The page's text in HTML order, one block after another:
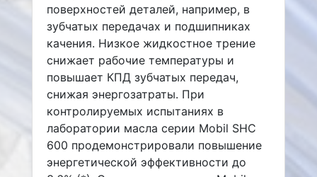
поверхностей деталей, например, в
зубчатых передачах и подшипниках
качения. Низкое жидкостное трение
снижает рабочие температуры и
повышает КПД зубчатых передач,
снижая энергозатраты. При
контролируемых испытаниях в
лаборатории масла серии Mobil SHC
600 продемонстрировали повышение
энергетической эффективности до